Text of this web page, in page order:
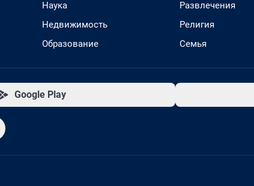
Наука
Недвижимость
Образование
Развлечения
Религия
Семья
Google Play